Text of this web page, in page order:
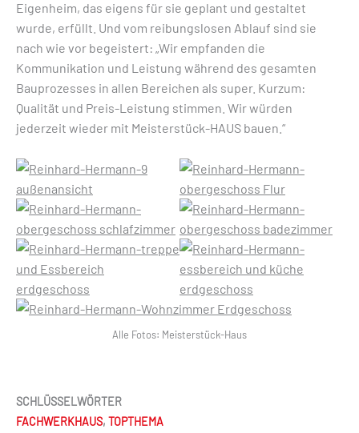
Eigenheim, das eigens für sie geplant und gestaltet
wurde, erfüllt. Und vom reibungslosen Ablauf sind sie
nach wie vor begeistert: „Wir empfanden die
Kommunikation und Leistung während des gesamten
Bauprozesses in allen Bereichen als super. Kurzum:
Qualität und Preis-Leistung stimmen. Wir würden
jederzeit wieder mit Meisterstück-HAUS bauen.“
Alle Fotos: Meisterstück-Haus
SCHLÜSSELWÖRTER
FACHWERKHAUS, TOPTHEMA